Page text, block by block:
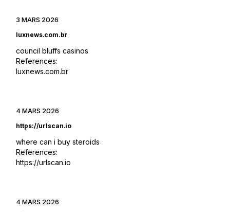
3 MARS 2026
luxnews.com.br
council bluffs casinos
References:
luxnews.com.br
4 MARS 2026
https://urlscan.io
where can i buy steroids
References:
https://urlscan.io
4 MARS 2026